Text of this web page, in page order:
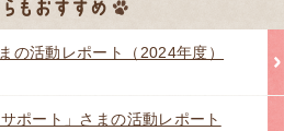
の活動レポート（2024年度）
ポート」さまの活動レポート